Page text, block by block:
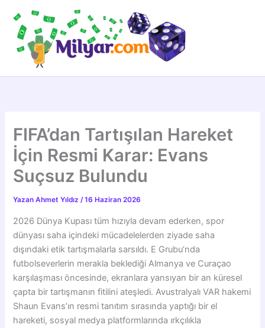
atla
FIFA’dan Tartışılan Hareket
İçin Resmi Karar: Evans
Suçsuz Bulundu
Yazan Ahmet Yıldız/16 Haziran 2026
2026 Dünya Kupası tüm hızıyla devam ederken, spor
dünyası saha içindeki mücadelelerden ziyade saha
dışındaki etik tartışmalarla sarsıldı. E Grubu’nda
futbolseverlerin merakla beklediği Almanya ve Curaçao
karşılaşması öncesinde, ekranlara yansıyan bir an küresel
çapta bir tartışmanın fitilini ateşledi. Avustralyalı VAR hakemi
Shaun Evans’ın resmi tanıtım sırasında yaptığı bir el
hareketi, sosyal medya platformlarında ırkçılıkla